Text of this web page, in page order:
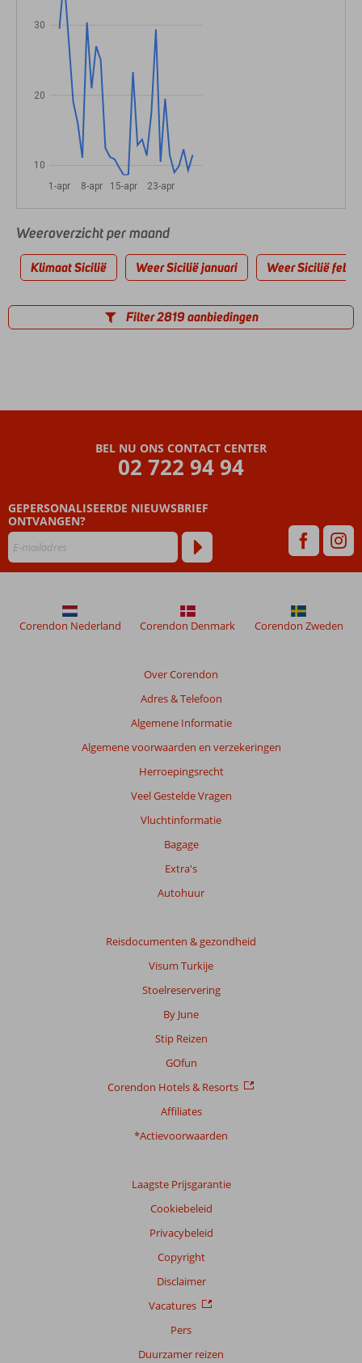
1-apr 8-apr 15-apr 23-apr
10
20
30
Weeroverzicht per maand
Klimaat Sicilië Weer Sicilië januari Weer Sicilië
Filter 2819 aanbiedingen
BEL NU ONS CONTACT CENTER
02 722 94 94
GEPERSONALISEERDE NIEUWSBRIEF
ONTVANGEN?
Over Corendon
Adres & Telefoon
Algemene Informatie
Algemene voorwaarden en verzekeringen
Herroepingsrecht
Veel Gestelde Vragen
Vluchtinformatie
Bagage
Extra's
Autohuur
Reisdocumenten & gezondheid
Visum Turkije
Stoelreservering
By June
Stip Reizen
GOfun
Corendon Hotels & Resorts
Affiliates
*Actievoorwaarden
Laagste Prijsgarantie
Cookiebeleid
Privacybeleid
Copyright
Disclaimer
Vacatures
Pers
Duurzamer reizen
Corendon Nederland Corendon Denmark Corendon Zweden